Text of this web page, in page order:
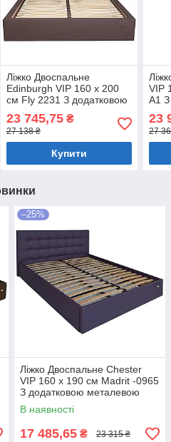
Ліжко Двоспальне
Edinburgh VIP 160 х 200
см Fly 2231 З додатковою
металевою цільнозварною
рамою Темно-коричневий
23 745,75₴
27 138 ₴
Купити
VIP
A1
23
27
–25%
Ліжко Двоспальне Chester
VIP 160 х 190 см Madrit -0965
З додатковою металевою
цільнозварною рамою
Фіолетовий
В наявності
17 485,65 ₴ 23 315 ₴